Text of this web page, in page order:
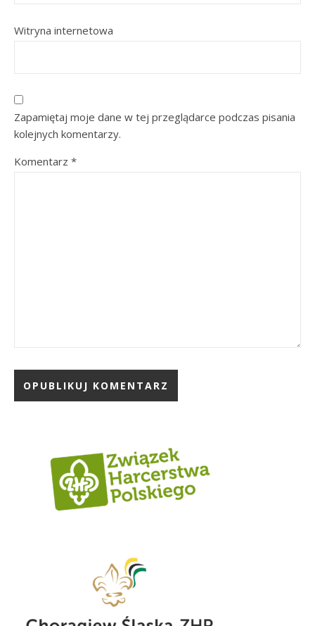
Witryna internetowa
Zapamiętaj moje dane w tej przeglądarce podczas pisania
kolejnych komentarzy.
Komentarz *